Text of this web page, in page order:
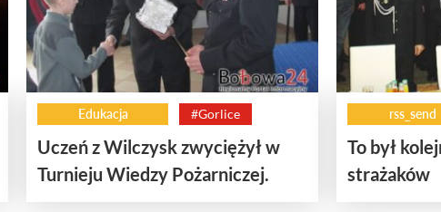
Edukacja #Gorlice
Uczeń z Wilczysk zwyciężył w
Turnieju Wiedzy Pożarniczej.
rss_send
To był
strażaków